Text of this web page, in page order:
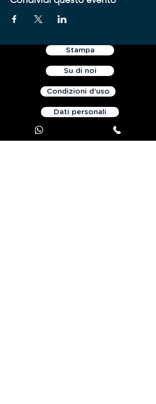
Stampa
Su di noi
Condizioni d'uso
Dati personali